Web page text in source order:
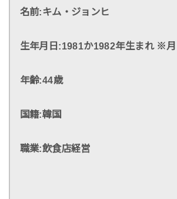
名前:キム・ジョンヒ
生年月日:1981か1982年生まれ ※月
年齢:44歳
国籍:韓国
職業:飲食店経営